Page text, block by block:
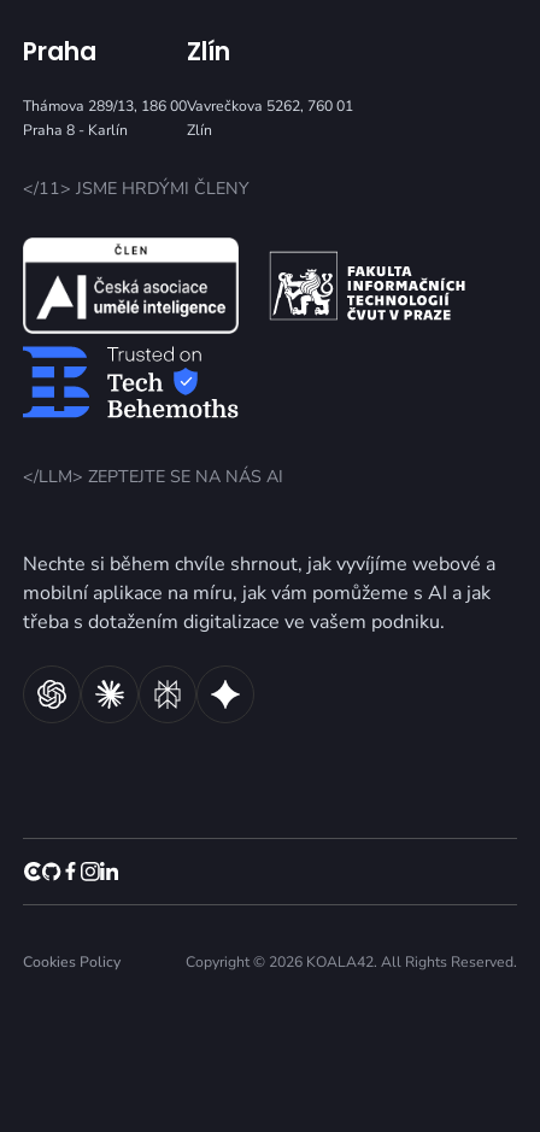
Praha
Thámova 289/13, 186 00
Praha 8 - Karlín
Zlín
Vavrečkova 5262, 760 01
Zlín
</11> JSME HRDÝMI ČLENY
</LLM> ZEPTEJTE SE NA NÁS AI
Nechte si během chvíle shrnout, jak vyvíjíme webové a
mobilní aplikace na míru, jak vám pomůžeme s AI a jak
třeba s dotažením digitalizace ve vašem podniku.
Cookies Policy Copyright © 2026 KOALA42. All Rights Reserved.